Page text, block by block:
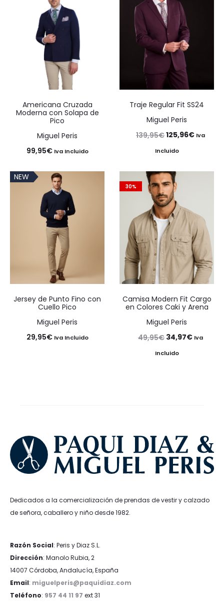
Americana Cruzada
Moderna con Solapa de
Pico
Miguel Peris
99,95€ Iva Incluido
Traje Regular Fit SS24
Miguel Peris
139,95€El
precio
era:
139,95€.
125,96€ElIva
Incluido
NEW
Jersey de Punto Fino con
Cuello Pico
Miguel Peris
29,95€ Iva Incluido
30%
Camisa Modern Fit Cargo
en Colores Caki y Arena
Miguel Peris
49,95€ El
precio
34,97€ElIva
Incluido
Dedicados a la comercialización de prendas de vestir y calzado
de señora, caballero y niño desde 1982.
Razón Social: Peris y Diaz S.L.
Dirección: Manolo Rubia, 2
14007 Córdoba, Andalucía, España
Email: miguelperis@paquidiaz.com
Teléfono: 957 44 11 97 ext 31